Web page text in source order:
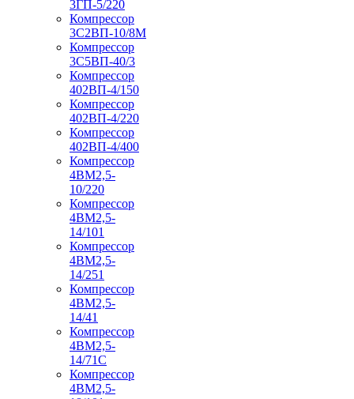
3ГП-5/220
Компрессор
3С2ВП-10/8М
Компрессор
3С5ВП-40/3
Компрессор
402ВП-4/150
Компрессор
402ВП-4/220
Компрессор
402ВП-4/400
Компрессор
4ВМ2,5-
10/220
Компрессор
4ВМ2,5-
14/101
Компрессор
4ВМ2,5-
14/251
Компрессор
4ВМ2,5-
14/41
Компрессор
4ВМ2,5-
14/71C
Компрессор
4ВМ2,5-